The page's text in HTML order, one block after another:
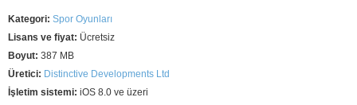
Kategori: Spor Oyunları
Lisans ve fiyat: Ücretsiz
Boyut: 387 MB
Üretici: Distinctive Developments Ltd
İşletim sistemi: iOS 8.0 ve üzeri